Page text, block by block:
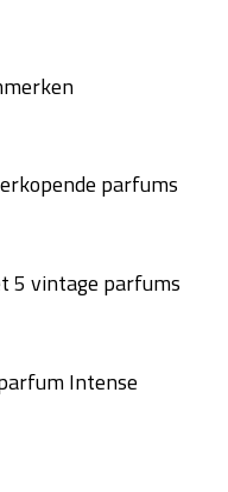
parfums
5 vintage parfums
Intense